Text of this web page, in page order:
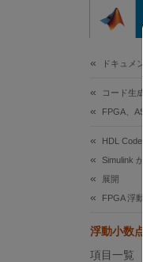
コンテンツへスキップ
ドキュメ
コード生成
FPGA、
HDL Coder
Simulink
展開
FPGA 浮
浮動小数
項目一覧